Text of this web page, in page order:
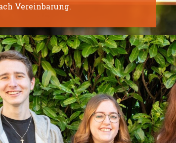
Vereinbarung.